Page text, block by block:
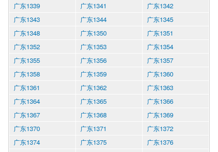
广东1339
广东1341
广东1342
广东1343
广东1344
广东1345
广东1348
广东1350
广东1351
广东1352
广东1353
广东1354
广东1355
广东1356
广东1357
广东1358
广东1359
广东1360
广东1361
广东1362
广东1363
广东1364
广东1365
广东1366
广东1367
广东1368
广东1369
广东1370
广东1371
广东1372
广东1374
广东1375
广东1376